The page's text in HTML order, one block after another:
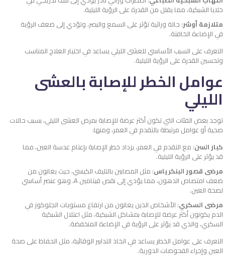
خلايا الشبكية، مما يقلل من القدرة على الرؤية الليلية.
متلازمة أوشر: حالة وراثية تؤثر على السمع والبصر، وتؤدي إلى ضعف الرؤية
في الإضاءة الخافتة.
التعرف على السبب الأساسي للعشى الليلي يساعد في اختيار العلاج المناسب
وتحسين القدرة على الرؤية الليلية.
عوامل الخطر للإصابة بالعشى
الليلي
توجد بعض الفئات التي تكون أكثر عرضة للإصابة بمرض العشى الليلي، بسبب حالات
صحية أو عوامل مرتبطة بالتقدم في العمر، ومنها:
كبار السن: مع التقدم في العمر، يزداد خطر الإصابة بإعتام عدسة العين، مما
قد يؤثر على الرؤية الليلية.
مرضى قصور البنكرياس: مثل المصابين بالتليف الكيسي، حيث يعانون من
ضعف امتصاص الدهون، مما يؤدي إلى نقص فيتامين A، وهو عنصر أساسي
لصحة العين.
مرضى السكري: الأشخاص الذين يعانون من ارتفاع مستويات الجلوكوز في
الدم يكونون أكثر عرضة للإصابة بمشاكل الشبكية، مثل اعتلال الشبكية
السكري، والذي قد يؤثر على الرؤية في الإضاءة المنخفضة.
التعرف على عوامل الخطر يساعد في اتخاذ التدابير الوقائية، مثل الحفاظ على صحة
العين وإجراء الفحوصات الدورية.